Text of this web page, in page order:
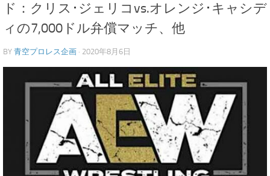
ド：クリス･ジェリコvs.オレンジ･キャシデ
ィの7,000ドル弁償マッチ、他
BY 青空プロレス企画 · 2020年8月6日